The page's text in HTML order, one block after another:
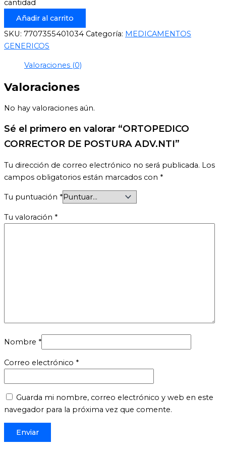
cantidad
Añadir al carrito
SKU: 7707355401034 Categoría: MEDICAMENTOS
GENERICOS
Valoraciones (0)
Valoraciones
No hay valoraciones aún.
Sé el primero en valorar “ORTOPEDICO
CORRECTOR DE POSTURA ADV.NTI”
Tu dirección de correo electrónico no será publicada. Los
campos obligatorios están marcados con *
Tu puntuación *
Tu valoración *
Nombre *
Correo electrónico *
Guarda mi nombre, correo electrónico y web en este
navegador para la próxima vez que comente.